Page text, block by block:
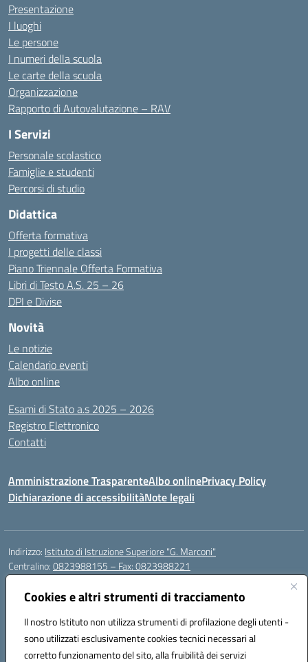
Cookies e altri strumenti di tracciamento
Il nostro Istituto non utilizza strumenti di profilazione degli utenti -
sono utilizzati esclusivamente cookies tecnici necessari al
corretto funzionamento del sito, alla fruibilità dei servizi
Presentazione
I luoghi
Le persone
I numeri della scuola
Le carte della scuola
Organizzazione
Rapporto di Autovalutazione – RAV
I Servizi
Personale scolastico
Famiglie e studenti
Percorsi di studio
Didattica
Offerta formativa
I progetti delle classi
Piano Triennale Offerta Formativa
Libri di Testo A.S. 25 – 26
DPI e Divise
Novità
Le notizie
Calendario eventi
Albo online
Esami di Stato a.s 2025 – 2026
Registro Elettronico
Contatti
Amministrazione TrasparenteAlbo onlinePrivacy Policy
Dichiarazione di accessibilitàNote legali
Indirizzo: Istituto di Istruzione Superiore "G. Marconi"
Centralino:0823988155 – Fax: 0823988221
Email:
Posta elettronica certificata (PEC):ceis006006@pec.istruzione.it
Codice fiscale: 80004450617
Codice meccanografico:CEIS006006
Codice Indice delle Pubbliche Amministrazioni (IPA): istsc_ceis006006